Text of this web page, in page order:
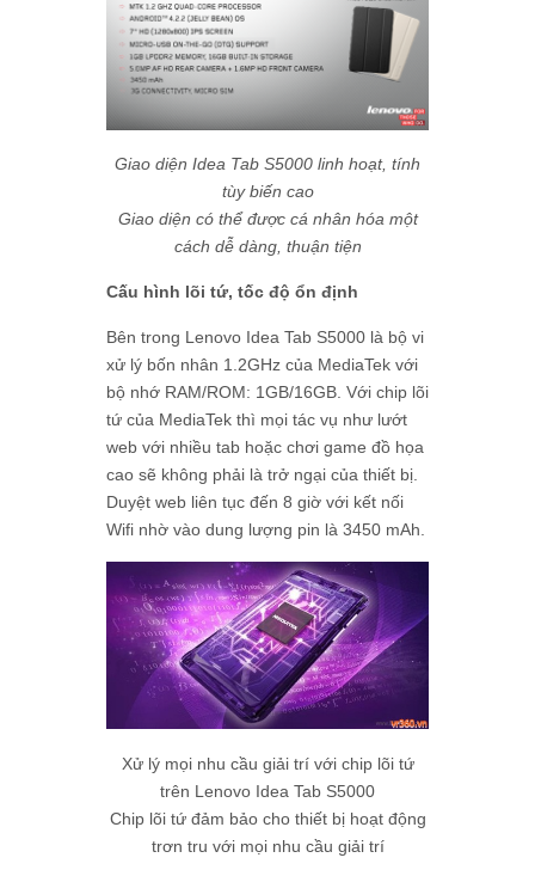
Giao diện Idea Tab S5000 linh hoạt, tính
tùy biến cao
Giao diện có thể được cá nhân hóa một
cách dễ dàng, thuận tiện
Cấu hình lõi tứ, tốc độ ổn định
Bên trong Lenovo Idea Tab S5000 là bộ vi
xử lý bốn nhân 1.2GHz của MediaTek với
bộ nhớ RAM/ROM: 1GB/16GB. Với chip lõi
tứ của MediaTek thì mọi tác vụ như lướt
web với nhiều tab hoặc chơi game đồ họa
cao sẽ không phải là trở ngại của thiết bị.
Duyệt web liên tục đến 8 giờ với kết nối
Wifi nhờ vào dung lượng pin là 3450 mAh.
Xử lý mọi nhu cầu giải trí với chip lõi tứ
trên Lenovo Idea Tab S5000
Chip lõi tứ đảm bảo cho thiết bị hoạt động
trơn tru với mọi nhu cầu giải trí